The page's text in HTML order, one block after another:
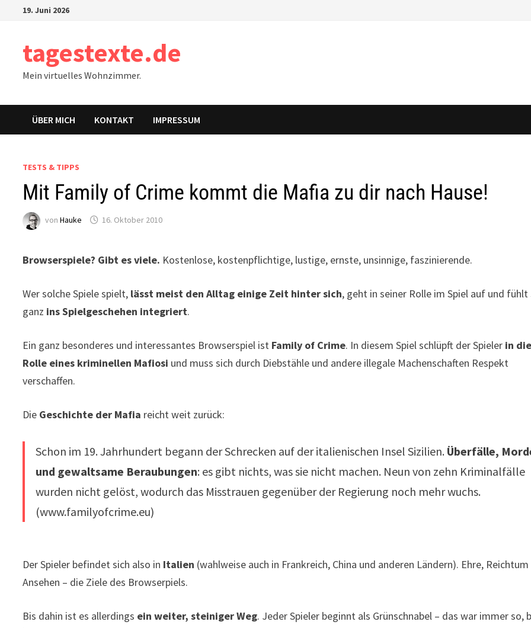
19. Juni 2026
tagestexte.de
Mein virtuelles Wohnzimmer.
ÜBER MICH KONTAKT IMPRESSUM
TESTS & TIPPS
Mit Family of Crime kommt die Mafia zu dir nach Hause!
vonHauke 16. Oktober 2010
Browserspiele? Gibt es viele. Kostenlose, kostenpflichtige, lustige, ernste, unsinnige, faszinierende.
Wer solche Spiele spielt, lässt meist den Alltag einige Zeit hinter sich, geht in seiner Rolle im Spiel auf und fühlt
ganz ins Spielgeschehen integriert.
Ein ganz besonderes und interessantes Browserspiel ist Family of Crime. In diesem Spiel schlüpft der Spieler in
Rolle eines kriminellen Mafiosi und muss sich durch Diebstähle und andere illegale Machenschaften Respekt
verschaffen.
Die Geschichte der Mafia reicht weit zurück:
Schon im 19. Jahrhundert begann der Schrecken auf der italienischen Insel Sizilien. Überfälle,
und gewaltsame Beraubungen: es gibt nichts, was sie nicht machen. Neun von zehn Kriminalfälle
wurden nicht gelöst, wodurch das Misstrauen gegenüber der Regierung noch mehr wuchs.
(www.familyofcrime.eu)
Der Spieler befindet sich also in Italien (wahlweise auch in Frankreich, China und anderen Ländern). Ehre,
Ansehen – die Ziele des Browserpiels.
Bis dahin ist es allerdings ein weiter, steiniger Weg. Jeder Spieler beginnt als Grünschnabel – das war immer so,